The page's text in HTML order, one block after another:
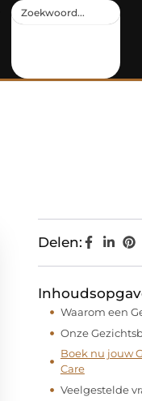
Delen:
Waarom een
Onze
Boek nu jouw
Care
Veelgestelde